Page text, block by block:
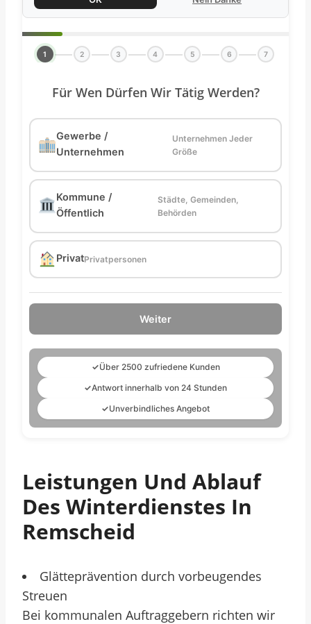
1 2 3 4 5 6 7
Für Wen Dürfen Wir Tätig Werden?
Gewerbe /
Unternehmen
Unternehmen Jeder
Größe
Kommune /
Öffentlich
Städte, Gemeinden,
Behörden
PrivatPrivatpersonen
Weiter
✓Über 2500 zufriedene Kunden
✓Antwort innerhalb von 24 Stunden
✓Unverbindliches Angebot
Leistungen Und Ablauf
Des Winterdienstes In
Remscheid
Glätteprävention durch vorbeugendes
Streuen
Bei kommunalen Auftraggebern richten wir